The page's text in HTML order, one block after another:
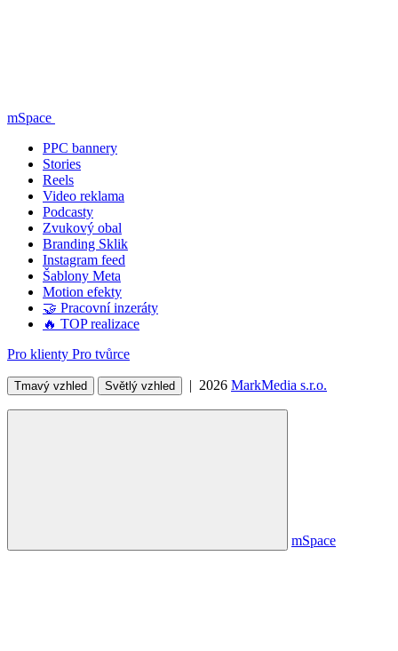
mSpace
PPC bannery
Stories
Reels
Video reklama
Podcasty
Zvukový obal
Branding Sklik
Instagram feed
Šablony Meta
Motion efekty
🤝 Pracovní inzeráty
🔥 TOP realizace
Pro klienty Pro tvůrce
Tmavý vzhled Světlý vzhled | 2026 MarkMedia s.r.o.
mSpace